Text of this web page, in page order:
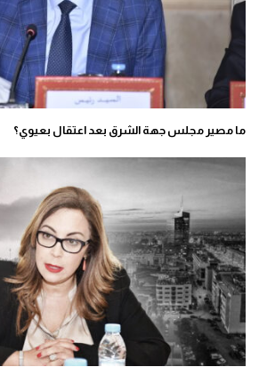
ما مصير مجلس جهة الشرق بعد اعتقال بعيوي؟